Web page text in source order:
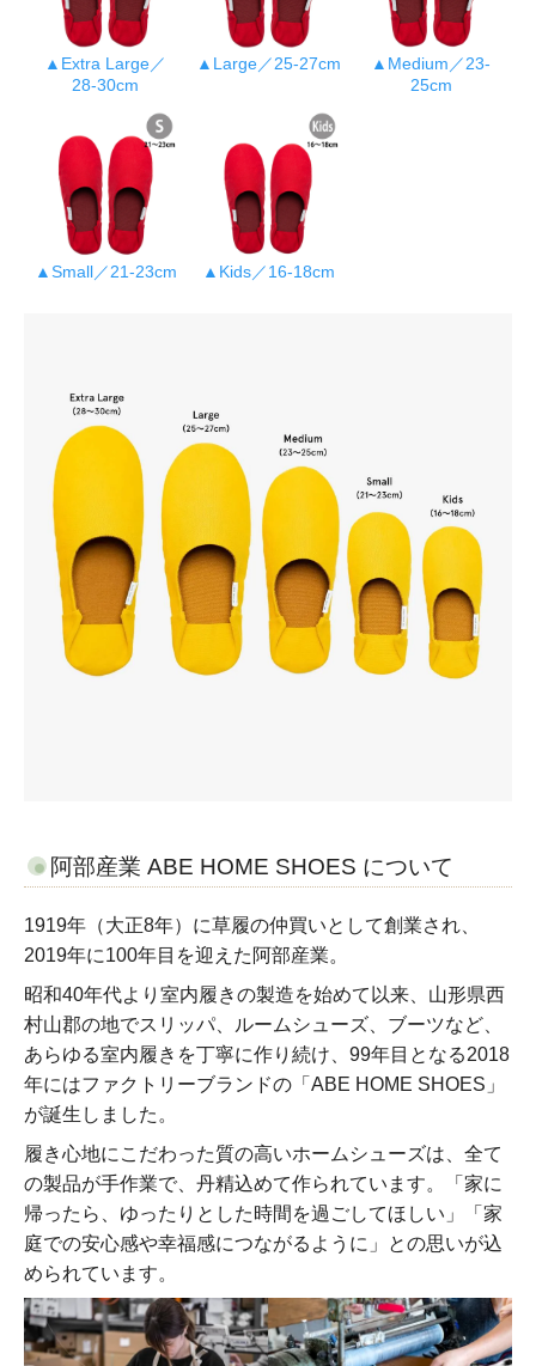
▲Extra Large／
28-30cm
▲Large／25-27cm
▲Medium／23-
25cm
▲Small／21-23cm ▲Kids／16-18cm
阿部産業 ABE HOME SHOES について
1919年（大正8年）に草履の仲買いとして創業され、
2019年に100年目を迎えた阿部産業。
昭和40年代より室内履きの製造を始めて以来、山形県西
村山郡の地でスリッパ、ルームシューズ、ブーツなど、
あらゆる室内履きを丁寧に作り続け、99年目となる2018
年にはファクトリーブランドの「ABE HOME SHOES」
が誕生しました。
履き心地にこだわった質の高いホームシューズは、全て
の製品が手作業で、丹精込めて作られています。「家に
帰ったら、ゆったりとした時間を過ごしてほしい」「家
庭での安心感や幸福感につながるように」との思いが込
められています。